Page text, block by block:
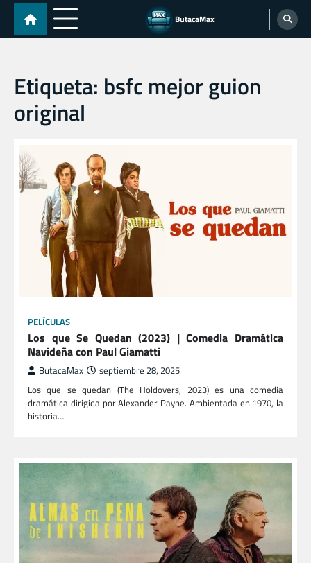
Skip
content
ButacaMax
Etiqueta: bsfc mejor guion
original
PELÍCULAS
Los que Se Quedan (2023) | Comedia Dramática
Navideña con Paul Giamatti
ButacaMax septiembre 28, 2025
Los que se quedan (The Holdovers, 2023) es una comedia
dramática dirigida por Alexander Payne. Ambientada en 1970, la
historia…